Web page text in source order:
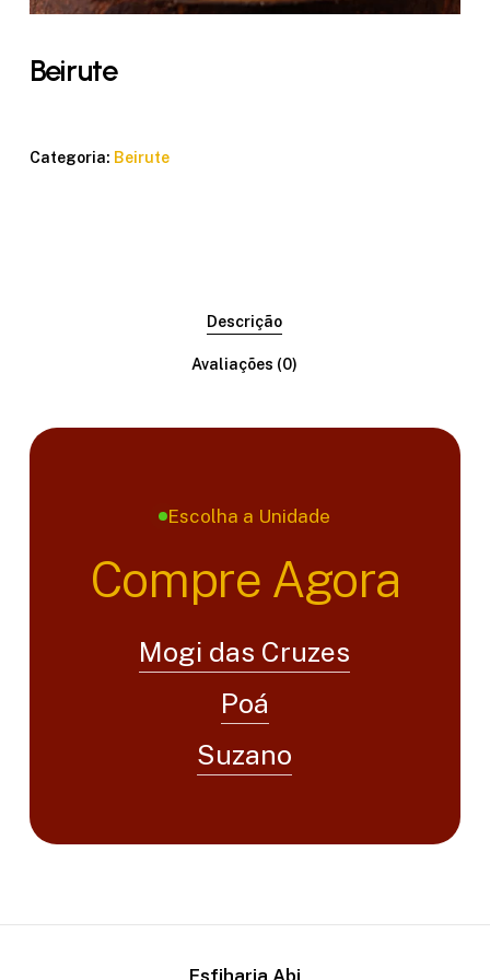
Beirute
Categoria: Beirute
Descrição
Avaliações (0)
Escolha a Unidade
Compre Agora
Mogi das Cruzes
Poá
Suzano
Esfiharia Abi